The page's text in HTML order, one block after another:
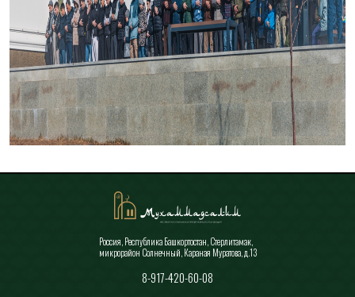
Россия, Республика Башкортостан, Стерлитамак,
микрорайон Солнечный, Караная Муратова, д.13
8-917-420-60-08